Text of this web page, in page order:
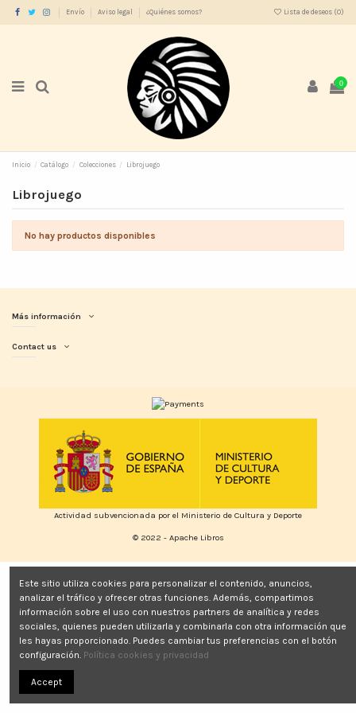
Envío Aviso legal ¿Quiénes somos? Lista de deseos (0)
0
Inicio Catálogo Colecciones Librojuego
Librojuego
No hay productos disponibles
Más información
Contact us
Actividad subvencionada por el Ministerio de Cultura y Deporte
© 2022 - Apache Libros
Este sitio utiliza cookies para personalizar el contenido, anuncios,
analizar el tráfico y ofrecer otras funciones. Además, compartimos
información sobre el uso con nuestros partners de analítica y redes
sociales, quienes pueden utilizarla y combinarla con otra información que
les hayas proporcionado. Puedes cambiar tus preferencias con el botón
configuración. Política cookies y privacidad
Accept